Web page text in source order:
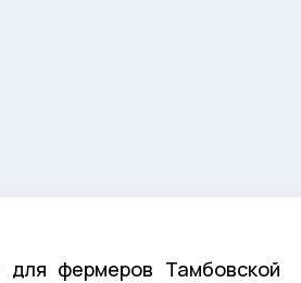
фермеров Тамбовской